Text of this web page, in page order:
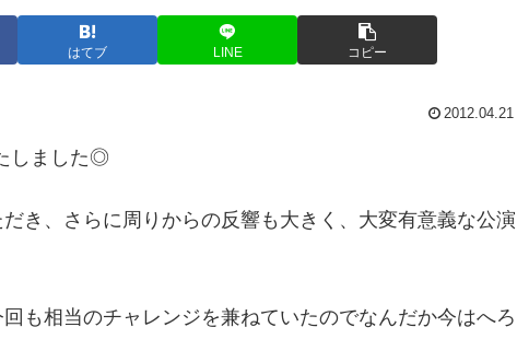
はてブ LINE コピー
2012.04.21
しました◎
き、さらに周りからの反響も大きく、大変有意義な公演
も相当のチャレンジを兼ねていたのでなんだか今はへろ